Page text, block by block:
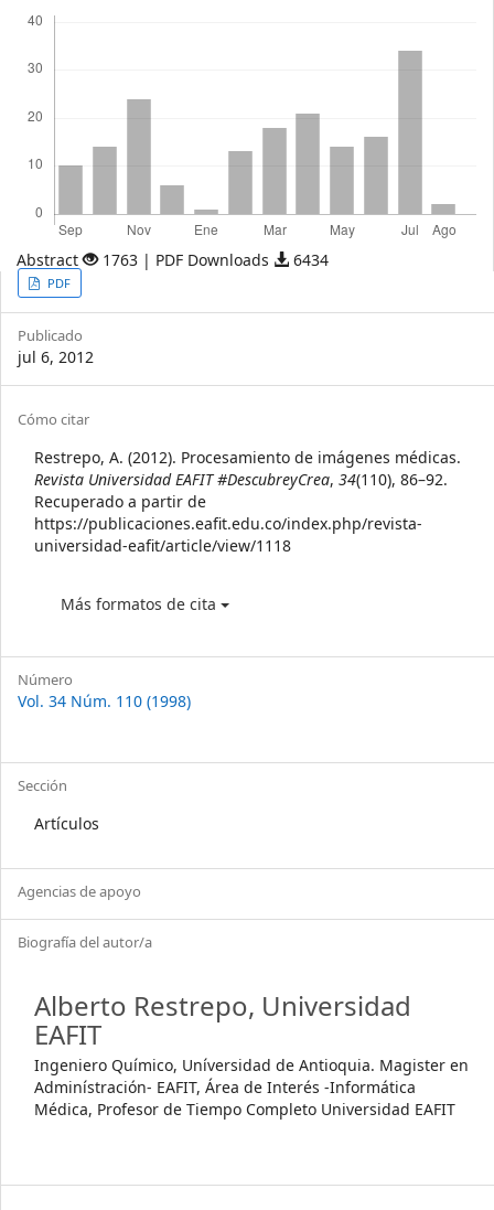
Abstract 1763 | PDF Downloads 6434
Article
Sidebar
PDF
Publicado
jul 6, 2012
Article
Details
Cómo citar
Restrepo, A. (2012). Procesamiento de imágenes médicas.
Revista Universidad EAFIT #DescubreyCrea, 34(110), 86–92.
Recuperado a partir de
https://publicaciones.eafit.edu.co/index.php/revista-
universidad-eafit/article/view/1118
Más formatos de cita
Número
Vol. 34 Núm. 110 (1998)
Sección
Artículos
Agencias de apoyo
Biografía del autor/a
Alberto Restrepo, Universidad
EAFIT
Ingeniero Químico, Uníversidad de Antioquia. Magister en
Adminístración- EAFIT, Área de Interés -Informática
Médica, Profesor de Tiempo Completo Universidad EAFIT